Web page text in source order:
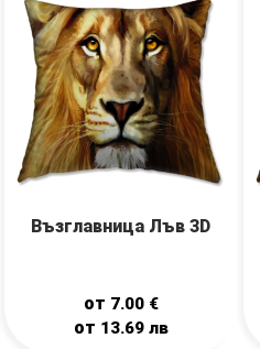
Възглавница Лъв 3D
от 7.00 €
от 13.69 лв